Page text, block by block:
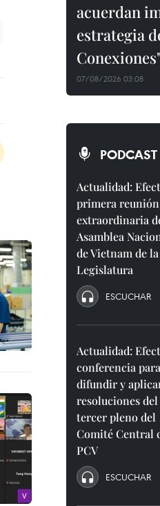
acuerdan
estrategia
Conexiones"
07/08/2026 03:08
PODCAST
Actualidad:
primera reunión
extraordinaria
Asamblea
de Vietnam de
Legislatura
ESCUCHAR
Actualidad:
conferencia para
difundir y
resoluciones del
tercer pleno del
Comité Central
PCV
ESCUCHAR